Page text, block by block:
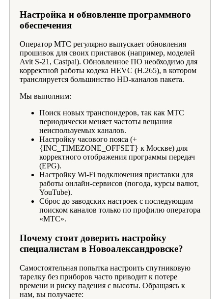
Настройка и обновление программного
обеспечения
Оператор МТС регулярно выпускает обновления
прошивок для своих приставок (например, моделей
Avit S-21, Castpal). Обновленное ПО необходимо для
корректной работы кодека HEVC (H.265), в котором
транслируется большинство HD-каналов пакета.
Мы выполним:
Поиск новых транспондеров, так как МТС
периодически меняет частоты вещания
неиспользуемых каналов.
Настройку часового пояса (+
{INC_TIMEZONE_OFFSET} к Москве) для
корректного отображения программы передач
(EPG).
Настройку Wi-Fi подключения приставки для
работы онлайн-сервисов (погода, курсы валют,
YouTube).
Сброс до заводских настроек с последующим
поиском каналов только по профилю оператора
«МТС».
Почему стоит доверить настройку
специалистам в Новоалександровске?
Самостоятельная попытка настроить спутниковую
тарелку без приборов часто приводит к потере
времени и риску падения с высоты. Обращаясь к
нам, вы получаете: